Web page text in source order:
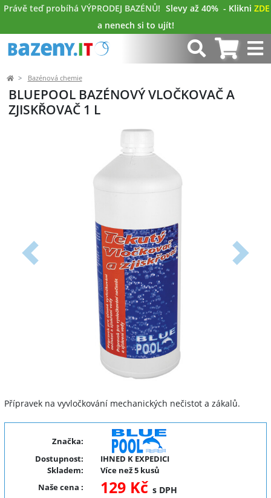
Právě teď probíhá VÝPRODEJ BAZÉNŮ! Slevy až 40% - Klikni ZDE
a nenech si to ujít!
Bazénová chemie
BLUEPOOL BAZÉNOVÝ VLOČKOVAČ A
ZJISKŘOVAČ 1 L
Předchozí Další
Přípravek na vyvločkování mechanických nečistot a zákalů.
Značka:
Dostupnost:
IHNED K EXPEDICI
Skladem:
Více než 5 kusů
Naše cena : 129 Kč s DPH